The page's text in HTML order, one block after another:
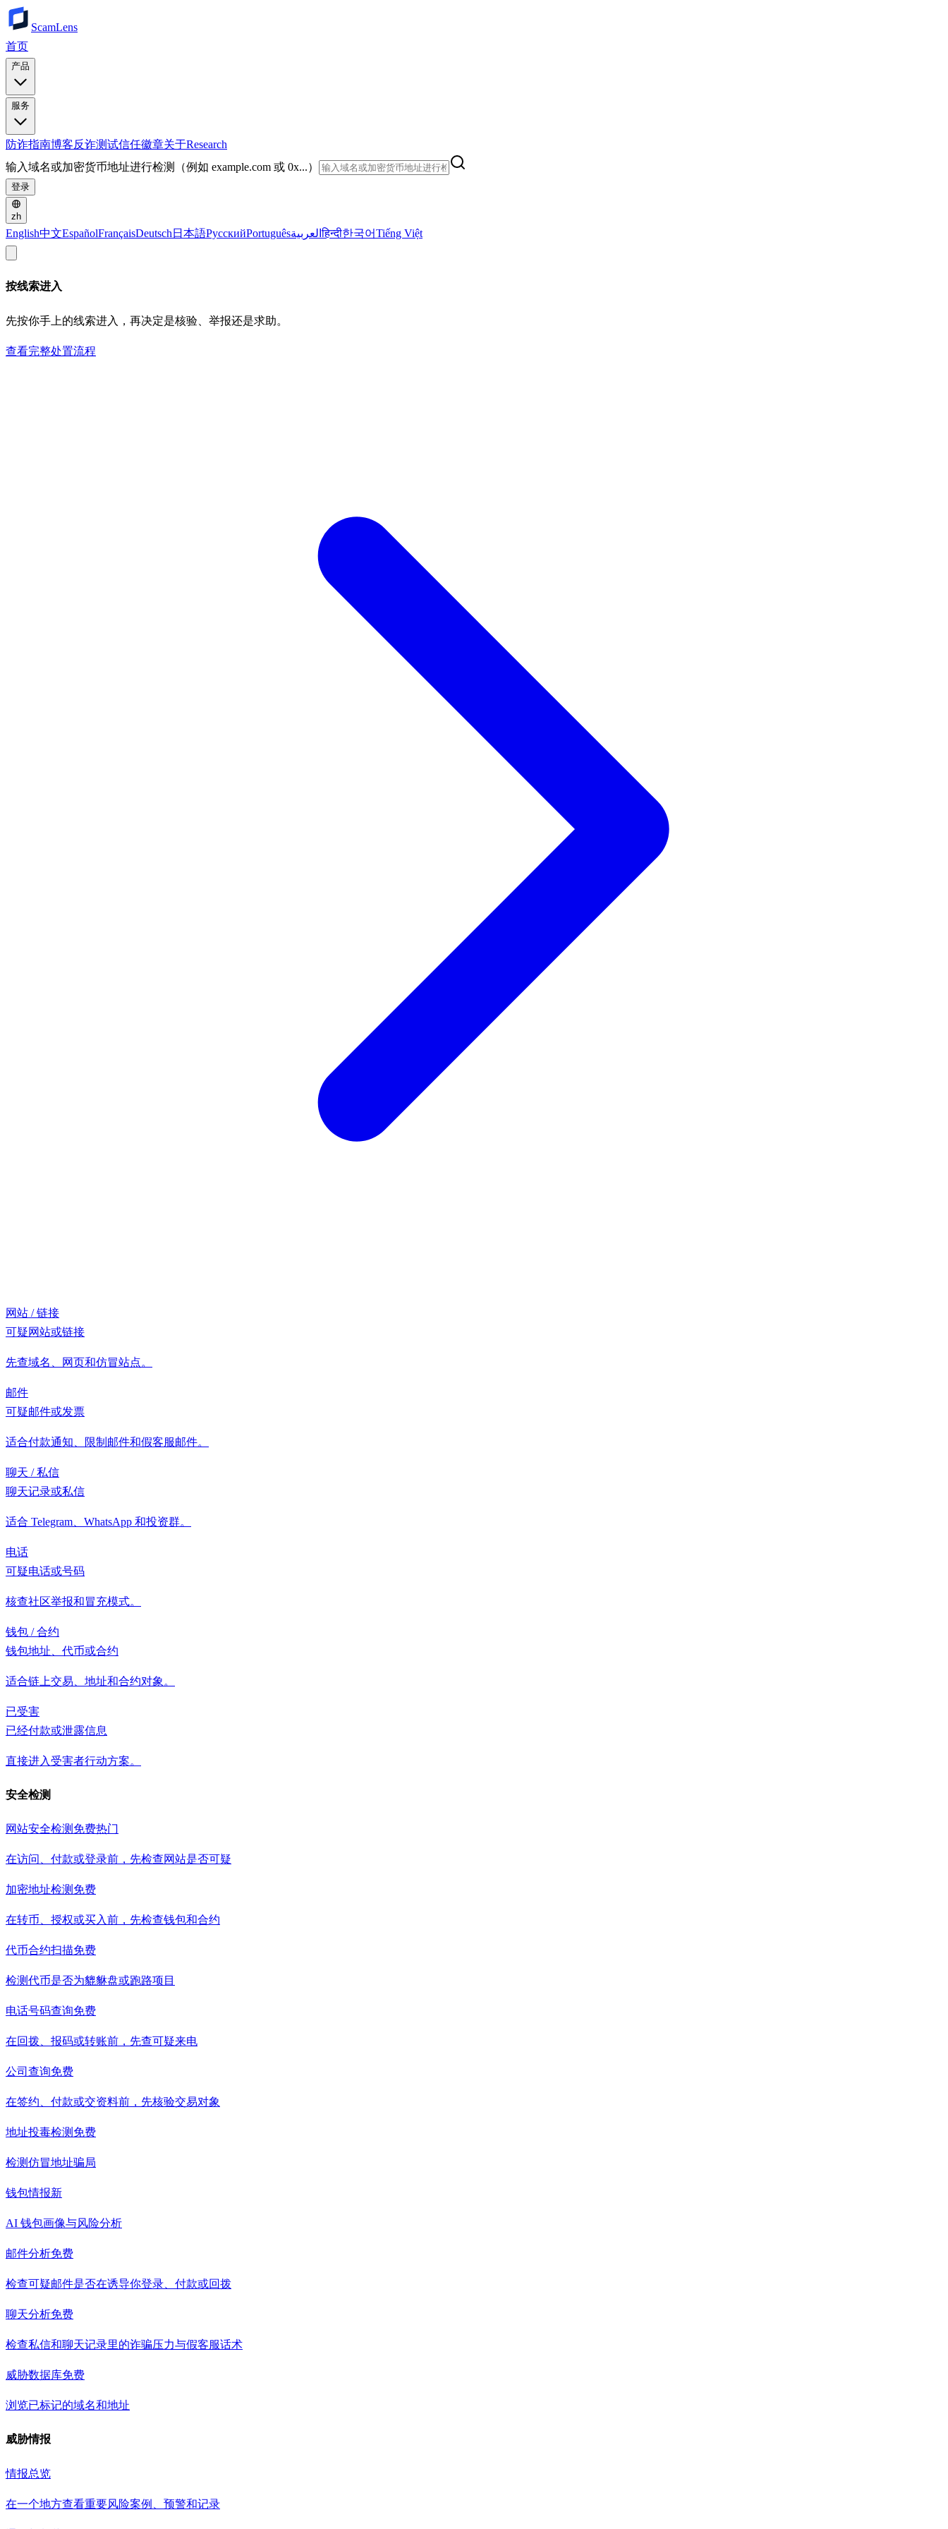
ScamLens
首页
产品
服务
防诈指南博客反诈测试信任徽章关于Research
输入域名或加密货币地址进行检测（例如 example.com 或 0x...）
登录
zh
English中文EspañolFrançaisDeutsch 日本語РусскийPortuguêsالعربيةहिन्दी한국어Tiếng Việt
按线索进入
先按你手上的线索进入，再决定是核验、举报还是求助。
查看完整处置流程
网站 / 链接
可疑网站或链接
先查域名、网页和仿冒站点。
邮件
可疑邮件或发票
适合付款通知、限制邮件和假客服邮件。
聊天 / 私信
聊天记录或私信
适合 Telegram、WhatsApp 和投资群。
电话
可疑电话或号码
核查社区举报和冒充模式。
钱包 / 合约
钱包地址、代币或合约
适合链上交易、地址和合约对象。
已受害
已经付款或泄露信息
直接进入受害者行动方案。
安全检测
网站安全检测 免费热门
在访问、付款或登录前，先检查网站是否可疑
加密地址检测 免费
在转币、授权或买入前，先检查钱包和合约
代币合约扫描免费
检测代币是否为貔貅盘或跑路项目
电话号码查询免费
在回拨、报码或转账前，先查可疑来电
公司查询免费
在签约、付款或交资料前，先核验交易对象
地址投毒检测 免费
检测仿冒地址骗局
钱包情报新
AI 钱包画像与风险分析
邮件分析免费
检查可疑邮件是否在诱导你登录、付款或回拨
聊天分析免费
检查私信和聊天记录里的诈骗压力与假客服话术
威胁数据库免费
浏览已标记的域名和地址
威胁情报
情报总览
在一个地方查看重要风险案例、预警和记录